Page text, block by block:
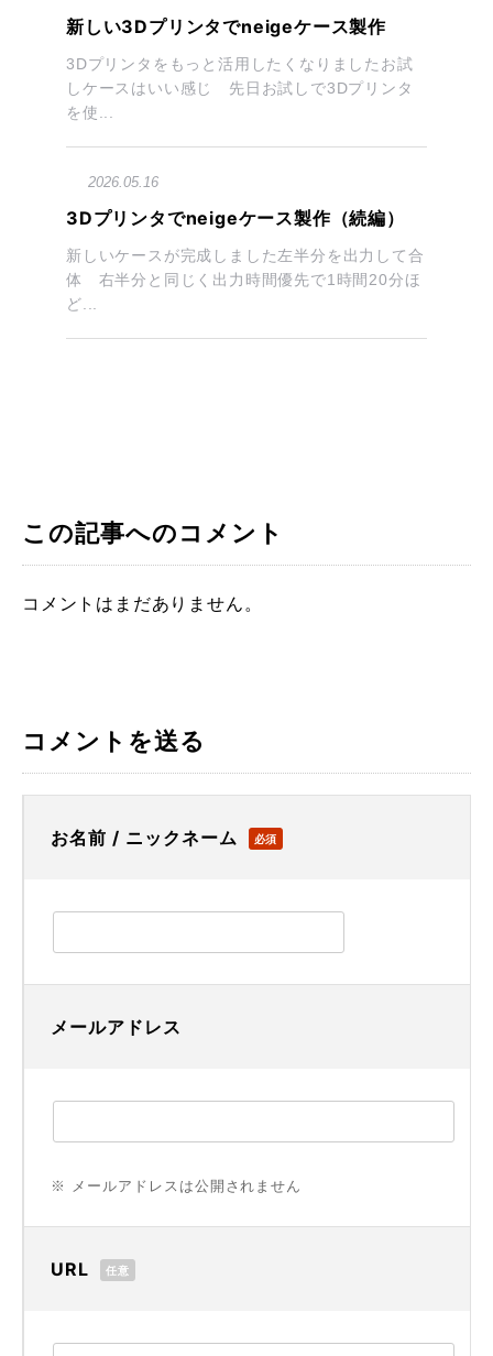
新しい3Dプリンタでneigeケース製作
3Dプリンタをもっと活用したくなりましたお試
しケースはいい感じ 先日お試しで3Dプリンタ
を使...
2026.05.16
3Dプリンタでneigeケース製作（続編）
新しいケースが完成しました左半分を出力して合
体 右半分と同じく出力時間優先で1時間20分ほ
ど...
この記事へのコメント
コメントはまだありません。
コメントを送る
お名前 / ニックネーム 必須
メールアドレス
※ メールアドレスは公開されません
URL 任意